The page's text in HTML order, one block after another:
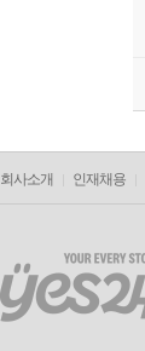
회사소개 인재채용